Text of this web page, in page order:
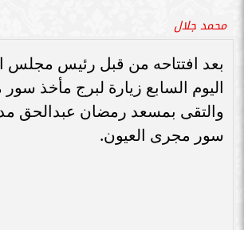
محمد جلال
بعد افتتاحه من قبل رئيس مجلس
اليوم السابع زيارة لبرج مأخذ
والتقى بمسعد رمضان عبدالحق
سور مجرى العيون.